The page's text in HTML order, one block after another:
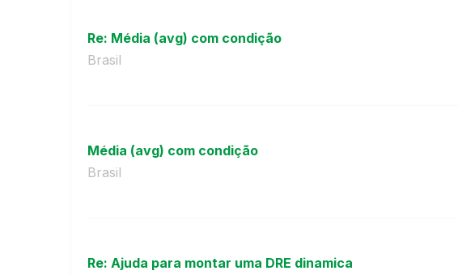
Re: Média (avg) com condição
Brasil
Média (avg) com condição
Brasil
Re: Ajuda para montar uma DRE dinamica